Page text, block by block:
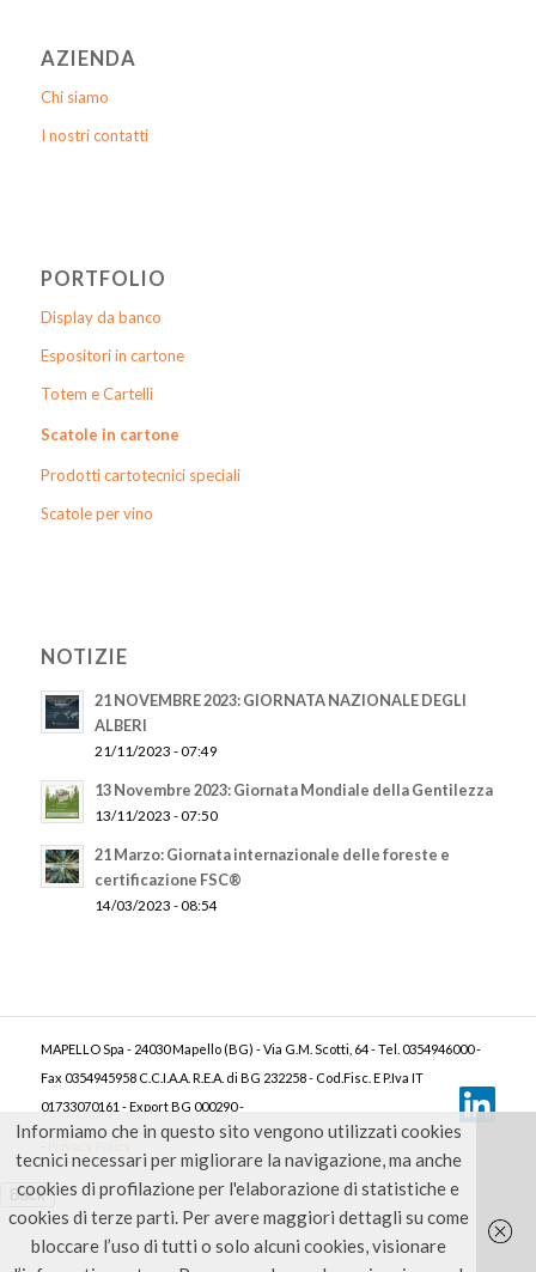
AZIENDA
Chi siamo
I nostri contatti
PORTFOLIO
Display da banco
Espositori in cartone
Totem e Cartelli
Scatole in cartone
Prodotti cartotecnici speciali
Scatole per vino
NOTIZIE
21 NOVEMBRE 2023: GIORNATA NAZIONALE DEGLI
ALBERI
21/11/2023 - 07:49
13 Novembre 2023: Giornata Mondiale della Gentilezza
13/11/2023 - 07:50
21 Marzo: Giornata internazionale delle foreste e
certificazione FSC®
14/03/2023 - 08:54
MAPELLO Spa - 24030 Mapello (BG) - Via G.M. Scotti, 64 - Tel. 0354946000 -
Fax 0354945958 C.C.I.A.A. R.E.A. di BG 232258 - Cod.Fisc. E P.Iva IT
01733070161 - Export BG 000290 -
Informiamo che in questo sito vengono utilizzati cookies
tecnici necessari per migliorare la navigazione, ma anche
cookies di profilazione per l'elaborazione di statistiche e
cookies di terze parti. Per avere maggiori dettagli su come
bloccare l’uso di tutti o solo alcuni cookies, visionare